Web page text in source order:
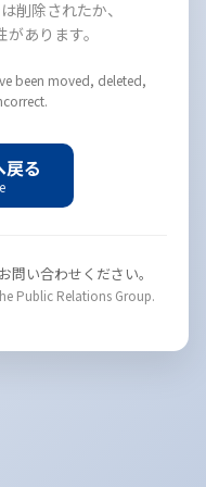
削除されたか、
あります。
been moved, deleted,
戻る
問い合わせください。
Public Relations Group.